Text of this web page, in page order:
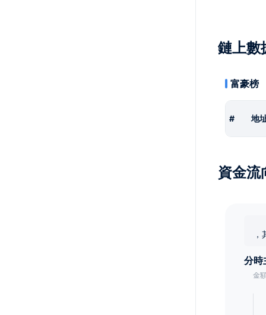
鏈上數
富豪榜
# 地
資金流
分時